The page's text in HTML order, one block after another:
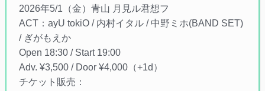
2026年5/1（金）青山 月見ル君想フ
ACT：ayU tokiO / 内村イタル / 中野ミホ(BAND SET)
/ ぎがもえか
Open 18:30 / Start 19:00
Adv. ¥3,500 / Door ¥4,000（+1d）
チケット販売：